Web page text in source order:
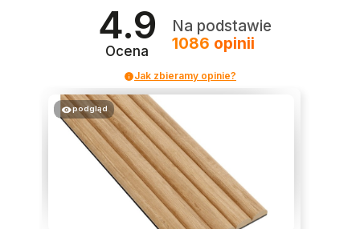
4.9
Ocena
Na podstawie
1086 opinii
Jak zbieramy opinie?
podgląd